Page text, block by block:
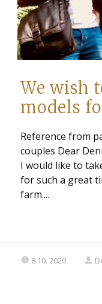
We wish
models
Reference from
couples Dear
I would like to
for such a great
farm....
8.10. 2020